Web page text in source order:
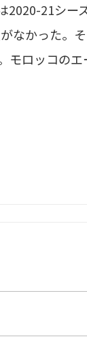
2020-21シー
なかった。
モロッコのエ